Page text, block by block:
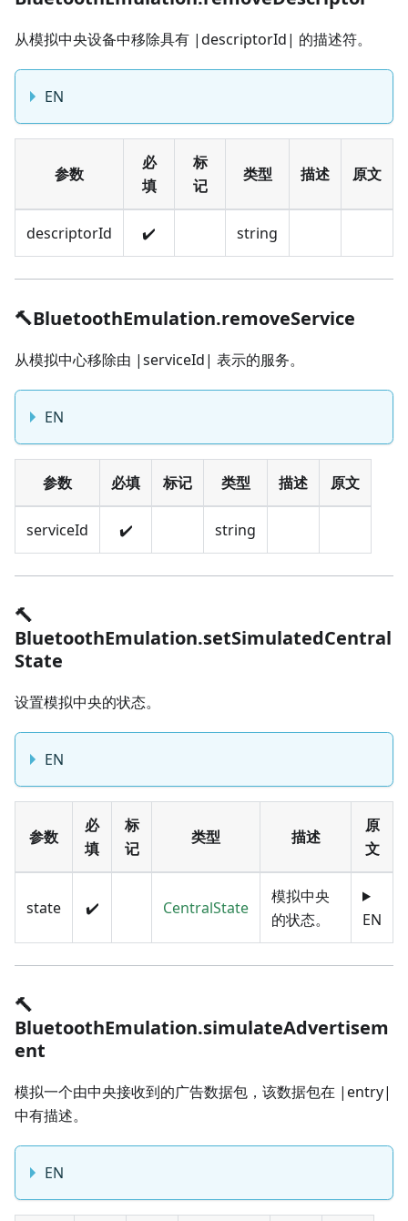
从模拟中央设备中移除具有 |descriptorId| 的描述符。
EN
参数
必
填
标
记
类型 描述 原文
descriptorId ✔️ string
🔨BluetoothEmulation.removeService
从模拟中心移除由 |serviceId| 表示的服务。
EN
参数 必填 标记 类型 描述 原文
serviceId ✔️ string
🔨
BluetoothEmulation.setSimulatedCentral
State
设置模拟中央的状态。
EN
参数
必
填
标
记
类型 描述
原
文
state ✔️ CentralState
模拟中央
的状态。
EN
🔨
BluetoothEmulation.simulateAdvertisem
ent
模拟一个由中央接收到的广告数据包，该数据包在 |entry|
中有描述。
EN